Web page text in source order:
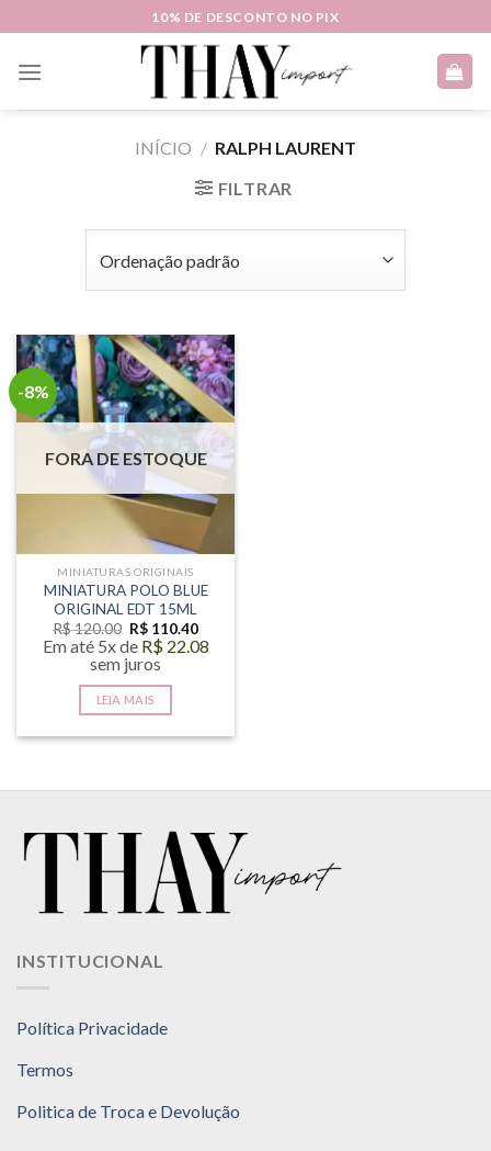
to
content
10% DE DESCONTO NO PIX
INÍCIO / RALPH LAURENT
FILTRAR
-8%
FORA DE ESTOQUE
MINIATURAS ORIGINAIS
MINIATURA POLO BLUE
ORIGINAL EDT 15ML
R$120.00 O
preço
original
era:
R$ 120.00.
R$ 110.40O
preço
atual
Em até 5x de R$22.08
sem juros
LEIA MAIS
INSTITUCIONAL
Política Privacidade
Termos
Politica de Troca e Devolução